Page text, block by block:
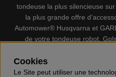
tondeuse la plus silencieuse
la plus grande offre
Automower® Husqvarna et
de votre tondeuse robot.
individuel, Coupe-bordures,
Motoculteurs, Souffleur,
Cookies
Le Site peut utiliser une